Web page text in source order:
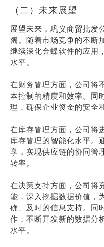
（二）未来展望
展望未来，巩义商贸批发
阔。随着市场竞争的不断
继续深化金蝶软件的应用
水平。
在财务管理方面，公司将
本控制的精度和效率。同
理，确保企业资金的安全
在库存管理方面，公司将
库存管理的智能化水平。
享，实现供应链的协同管
转率。
在决策支持方面，公司将
能，深入挖掘数据价值，
确、及时的信息支持。同
作，不断开发新的数据分
水平。